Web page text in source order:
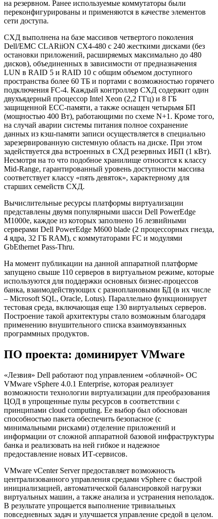
на резервном. Ранее используемые коммутаторы были
переконфигурированы и применяются в качестве элементов
сети доступа.
СХД выполнена на базе массивов четвертого поколения
Dell/EMC CLARiiON CX4-480 с 240 жесткими дисками (без
остановки приложений, расширяемых максимально до 480
дисков), объединенных в зависимости от предназначения
LUN в RAID 5 и RAID 10 с общим объемом доступного
пространства более 60 ТБ и портами с возможностью горячего
подключения FC-4. Каждый контроллер СХД содержит один
двухъядерный процессор Intel Xeon (2,2 ГГц) и 8 ГБ
защищенной ECC-памяти, а также оснащен четырьмя БП
(мощностью 400 Вт), работающими по схеме N+1. Кроме того,
на случай аварии системы питания полное сохранение
данных из кэш-памяти записи осуществляется в специально
зарезервированную системную область на диске. При этом
задействуется два встроенных в СХД резервных ИБП (1 кВт).
Несмотря на то что подобное хранилище относится к классу
Mid-Range, гарантированный уровень доступности массива
соответствует классу «пять девяток», характерному для
старших семейств СХД.
Вычислительные ресурсы платформы виртуализации
представлены двумя популярными шасси Dell PowerEdge
M1000e, каждое из которых заполнено 16 лезвийными
серверами Dell PowerEdge M600 blade (2 процессорных гнезда,
4 ядра, 32 ГБ RAM), с коммутаторами FC и модулями
GbEthernet Pass-Thru.
На момент публикации на данной аппаратной платформе
запущено свыше 110 серверов в виртуальном режиме, которые
используются для поддержки основных бизнес-процессов
банка, взаимодействующих с разноплановыми БД (в их числе
– Microsoft SQL, Oracle, Lotus). Параллельно функционирует
тестовая среда, включающая еще 130 виртуальных серверов.
Построение такой архитектуры стало возможным благодаря
применению внушительного списка взаимоувязанных
программных продуктов.
ПО проекта: доминирует VMware
«Лезвия» Dell работают под управлением «облачной» ОС
VMware vSphere 4.0.1 Enterprise, которая реализует
возможности технологии виртуализации для преобразования
ЦОД в упрощенные пулы ресурсов в соответствии с
принципами cloud computing. Ее выбор был обоснован
способностью пакета обеспечить безопасное (с
минимальными рисками) отделение приложений и
информации от сложной аппаратной базовой инфраструктуры
банка и реализовать на ней гибкое и надежное
предоставление новых ИТ-сервисов.
VMware vCenter Server предоставляет возможность
централизованного управления средами vSphere с быстрой
инициализацией, автоматической балансировкой нагрузки
виртуальных машин, а также анализа и устранения неполадок.
В результате упрощается выполнение тривиальных
повседневных задач и улучшается управление средой в целом.